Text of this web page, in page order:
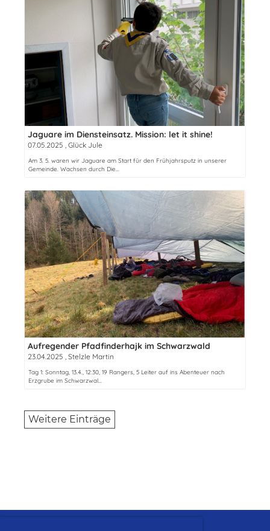
Jaguare im Diensteinsatz. Mission: let it shine!
07.05.2025 , Glück Jule
Am 3. 5. waren wir Jaguare am Start für den Frühjahrsputz in unserer
Gemeinde. Wachsen durch Die...
Aufregender Pfadfinderhajk im Schwarzwald
23.04.2025 , Stelzle Martin
Tag 1: Sonntag, 13.4., 12:30, 19 Rangers, 5 Leiter auf ins Abenteuer nach
Erzgrube im Schwarzwal...
Weitere Einträge